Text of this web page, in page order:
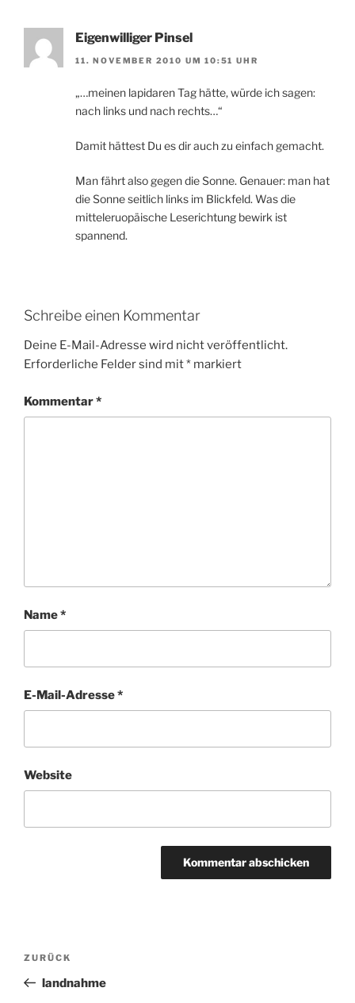
Eigenwilliger Pinsel
11. NOVEMBER 2010 UM 10:51 UHR
„…meinen lapidaren Tag hätte, würde ich sagen:
nach links und nach rechts…“
Damit hättest Du es dir auch zu einfach gemacht.
Man fährt also gegen die Sonne. Genauer: man hat
die Sonne seitlich links im Blickfeld. Was die
mitteleruopäische Leserichtung bewirk ist
spannend.
Schreibe einen Kommentar
Deine E-Mail-Adresse wird nicht veröffentlicht.
Erforderliche Felder sind mit* markiert
Kommentar*
Name*
E-Mail-Adresse*
Website
Beitragsnavigation
Vorheriger
Beitrag
ZURÜCK
landnahme